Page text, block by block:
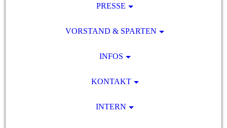
PRESSE
VORSTAND & SPARTEN
INFOS
KONTAKT
INTERN